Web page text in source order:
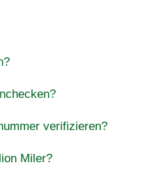
verifizieren?
Miler?